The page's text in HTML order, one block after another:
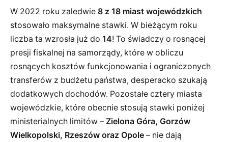
W 2022 roku zaledwie 8 z 18 miast wojewódzkich
stosowało maksymalne stawki. W bieżącym roku
liczba ta wzrosła już do 14! To świadczy o rosnącej
presji fiskalnej na samorządy, które w obliczu
rosnących kosztów funkcjonowania i ograniczonych
transferów z budżetu państwa, desperacko szukają
dodatkowych dochodów. Pozostałe cztery miasta
wojewódzkie, które obecnie stosują stawki poniżej
ministerialnych limitów – Zielona Góra, Gorzów
Wielkopolski, Rzeszów oraz Opole – nie dają